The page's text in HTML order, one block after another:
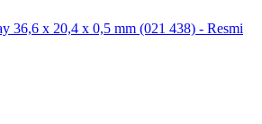
36,6 x 20,4 x 0,5 mm (021 438) - Resmi